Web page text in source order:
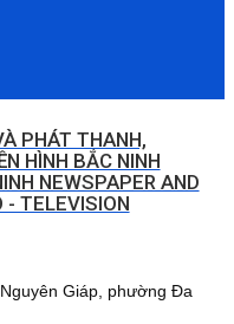
PHÁT THANH,
HÌNH BẮC NINH
NEWSPAPER AND
- TELEVISION
Giáp, phường Đa